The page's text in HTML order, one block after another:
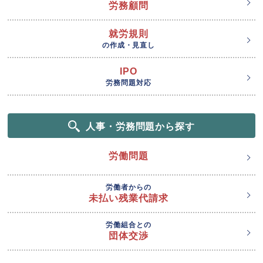
労務顧問
就労規則
の作成・見直し
IPO
労務問題対応
人事・労務問題から探す
労働問題
労働者からの
未払い残業代請求
労働組合との
団体交渉